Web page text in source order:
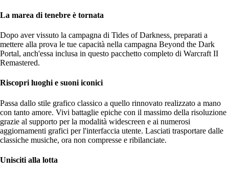
La marea di tenebre è tornata
Dopo aver vissuto la campagna di Tides of Darkness, preparati a
mettere alla prova le tue capacità nella campagna Beyond the Dark
Portal, anch'essa inclusa in questo pacchetto completo di Warcraft II
Remastered.
Riscopri luoghi e suoni iconici
Passa dallo stile grafico classico a quello rinnovato realizzato a mano
con tanto amore. Vivi battaglie epiche con il massimo della risoluzione
grazie al supporto per la modalità widescreen e ai numerosi
aggiornamenti grafici per l'interfaccia utente. Lasciati trasportare dalle
classiche musiche, ora non compresse e ribilanciate.
Unisciti alla lotta